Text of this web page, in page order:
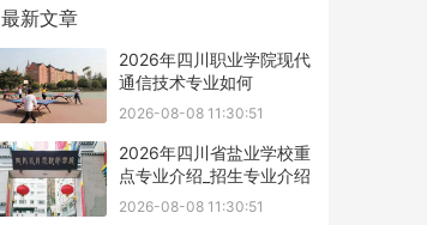
最新文章
2026年四川职业学院现代
通信技术专业如何
2026-08-08 11:30:51
2026年四川省盐业学校重
点专业介绍_招生专业介绍
2026-08-08 11:30:51